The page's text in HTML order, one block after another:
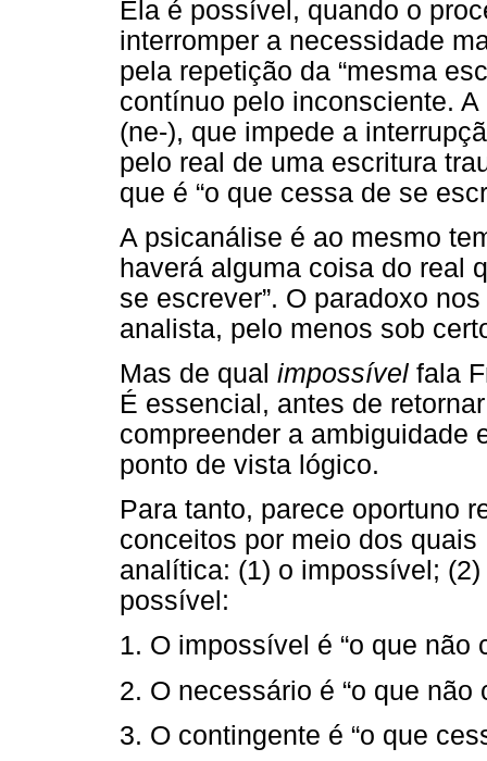
Ela é possível, quando o
interromper a necessidade
pela repetição da “mesma
contínuo pelo inconsciente.
(ne-), que impede a
pelo real de uma escritura
que é “o que cessa de se
A psicanálise é ao mesmo
haverá alguma coisa do real
se escrever”. O paradoxo
analista, pelo menos sob
Mas de qual impossível fala
É essencial, antes de
compreender a ambiguidade
ponto de vista lógico.
Para tanto, parece oportuno
conceitos por meio dos
analítica: (1) o impossível;
possível:
1. O impossível é “o que não
2. O necessário é “o que não
3. O contingente é “o que